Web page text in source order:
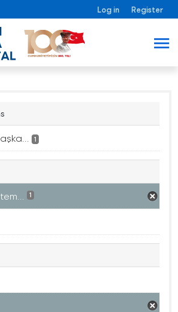
Log in Register
1
1